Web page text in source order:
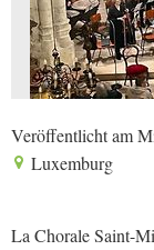
Veröffentlicht am
Luxemburg
La Chorale Saint-